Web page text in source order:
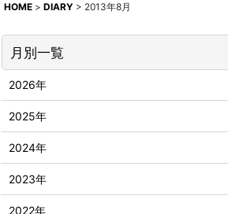
HOME > DIARY > 2013年8月
月別一覧
2026年
2025年
2024年
2023年
2022年